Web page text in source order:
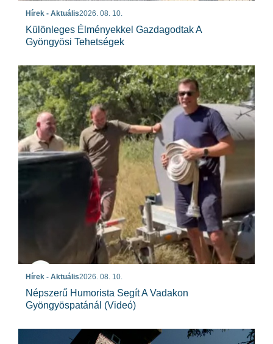
Hírek - Aktuális2026. 08. 10.
Különleges Élményekkel Gazdagodtak A
Gyöngyösi Tehetségek
Hírek - Aktuális2026. 08. 10.
Népszerű Humorista Segít A Vadakon
Gyöngyöspatánál (videó)